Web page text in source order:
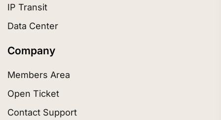
IP Transit
Data Center
Company
Members Area
Open Ticket
Contact Support